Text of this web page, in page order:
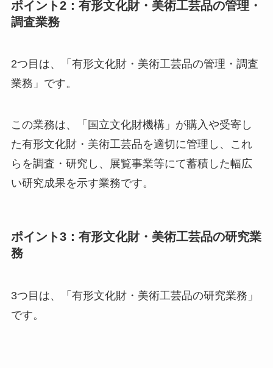
ポイント2：有形文化財・美術工芸品の管理・
調査業務
2つ目は、「有形文化財・美術工芸品の管理・調査
業務」です。
この業務は、「国立文化財機構」が購入や受寄し
た有形文化財・美術工芸品を適切に管理し、これ
らを調査・研究し、展覧事業等にて蓄積した幅広
い研究成果を示す業務です。
ポイント3：有形文化財・美術工芸品の研究業
務
3つ目は、「有形文化財・美術工芸品の研究業務」
です。